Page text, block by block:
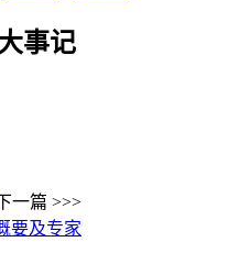
事记
一篇 >>>
要及专家